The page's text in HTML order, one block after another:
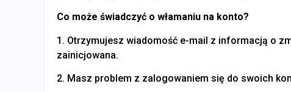
Co może świadczyć o włamaniu na konto?
1. Otrzymujesz wiadomość e-mail z informacją o
zainicjowana.
2. Masz problem z zalogowaniem się do swoich